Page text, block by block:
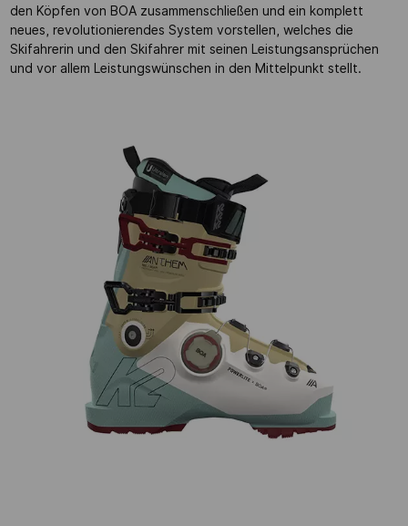
den Köpfen von BOA zusammenschließen und ein komplett
neues, revolutionierendes System vorstellen, welches die
Skifahrerin und den Skifahrer mit seinen Leistungsansprüchen
und vor allem Leistungswünschen in den Mittelpunkt stellt.